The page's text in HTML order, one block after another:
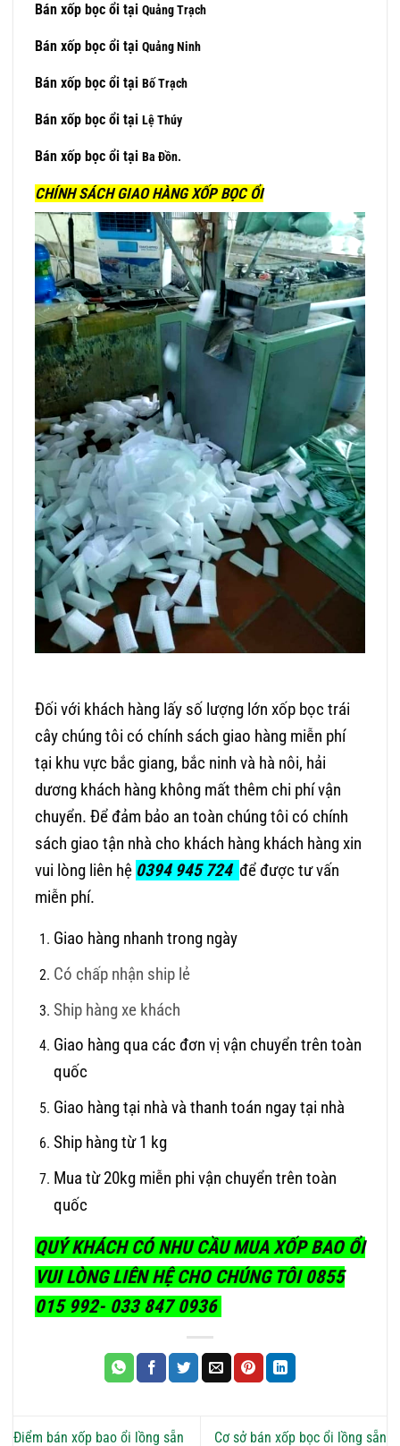
Bán xốp bọc ổi tại Quảng Trạch
Bán xốp bọc ổi tại Quảng Ninh
Bán xốp bọc ổi tại Bố Trạch
Bán xốp bọc ổi tại Lệ Thúy
Bán xốp bọc ổi tại Ba Đồn.
CHÍNH SÁCH GIAO HÀNG XỐP BỌC ỔI
Đối với khách hàng lấy số lượng lớn xốp bọc trái
cây chúng tôi có chính sách giao hàng miễn phí
tại khu vực bắc giang, bắc ninh và hà nôi, hải
dương khách hàng không mất thêm chi phí vận
chuyển. Để đảm bảo an toàn chúng tôi có chính
sách giao tận nhà cho khách hàng khách hàng xin
vui lòng liên hệ 0394 945 724 để được tư vấn
miễn phí.
Giao hàng nhanh trong ngày
Có chấp nhận ship lẻ
Ship hàng xe khách
Giao hàng qua các đơn vị vận chuyển trên toàn
quốc
Giao hàng tại nhà và thanh toán ngay tại nhà
Ship hàng từ 1 kg
Mua từ 20kg miễn phi vận chuyển trên toàn
quốc
QUÝ KHÁCH CÓ NHU CẦU MUA XỐP BAO ỔI
VUI LÒNG LIÊN HỆ CHO CHÚNG TÔI 0855
015 992- 033 847 0936
Điểm bán xốp bao ổi lồng sẵn Cơ sở bán xốp bọc ổi lồng sẵn